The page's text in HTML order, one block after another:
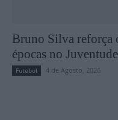
Bruno Silva reforça
épocas no
Futebol 4 de Agosto, 2026